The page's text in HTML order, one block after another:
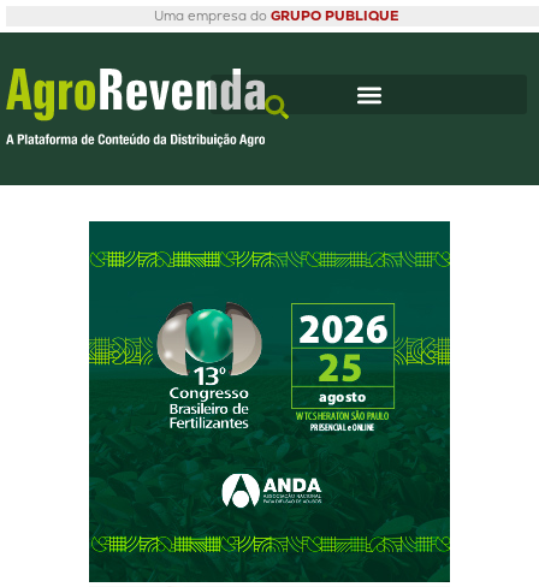
Uma empresa do GRUPO PUBLIQUE